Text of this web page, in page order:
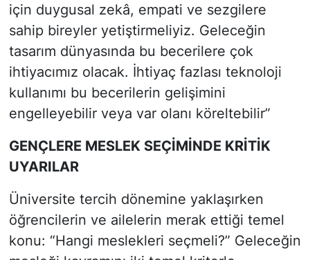
için duygusal zekâ, empati ve sezgilere
sahip bireyler yetiştirmeliyiz. Geleceğin
tasarım dünyasında bu becerilere çok
ihtiyacımız olacak. İhtiyaç fazlası teknoloji
kullanımı bu becerilerin gelişimini
engelleyebilir veya var olanı köreltebilir”
GENÇLERE MESLEK SEÇİMİNDE KRİTİK
UYARILAR
Üniversite tercih dönemine yaklaşırken
öğrencilerin ve ailelerin merak ettiği temel
konu: “Hangi meslekleri seçmeli?” Geleceğin